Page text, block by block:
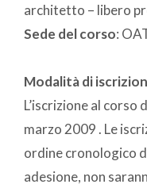
architetto – libero
Sede del corso:
Modalità di
L’iscrizione al
marzo 2009 . Le
ordine cronologico
adesione, non